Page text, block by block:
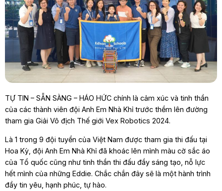
TỰ TIN – SẴN SÀNG – HÁO HỨC chính là cảm xúc và tinh thần
của các thành viên đội Anh Em Nhà Khỉ trước thềm lên đường
tham gia Giải Vô địch Thế giới Vex Robotics 2024.
Là 1 trong 9 đội tuyển của Việt Nam được tham gia thi đấu tại
Hoa Kỳ, đội Anh Em Nhà Khỉ đã khoác lên mình màu cờ sắc áo
của Tổ quốc cũng như tinh thần thi đấu đầy sáng tạo, nỗ lực
hết mình của những Eddie. Chắc chắn đây sẽ là một hành trình
đầy tin yêu, hạnh phúc, tự hào.